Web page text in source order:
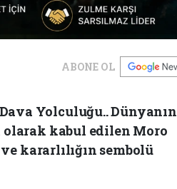
ABONE OL
Yolculuğu.. Dünyanın
kabul edilen Moro
kararlılığın sembolü